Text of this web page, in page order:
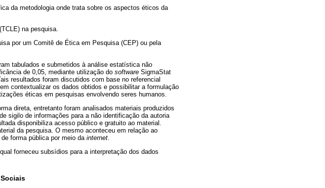
da metodologia onde trata sobre os aspectos éticos da
na pesquisa.
por um Comitê de Ética em Pesquisa (CEP) ou pela
tabulados e submetidos à análise estatística não
de 0,05, mediante utilização do software SigmaStat
resultados foram discutidos com base no referencial
contextualizar os dados obtidos e possibilitar a formulação
éticas em pesquisas envolvendo seres humanos.
direta, entretanto foram analisados materiais produzidos
sigilo de informações para a não identificação da autoria
disponibiliza acesso público e gratuito ao material.
da pesquisa. O mesmo aconteceu em relação ao
forma pública por meio da internet.
forneceu subsídios para a interpretação dos dados